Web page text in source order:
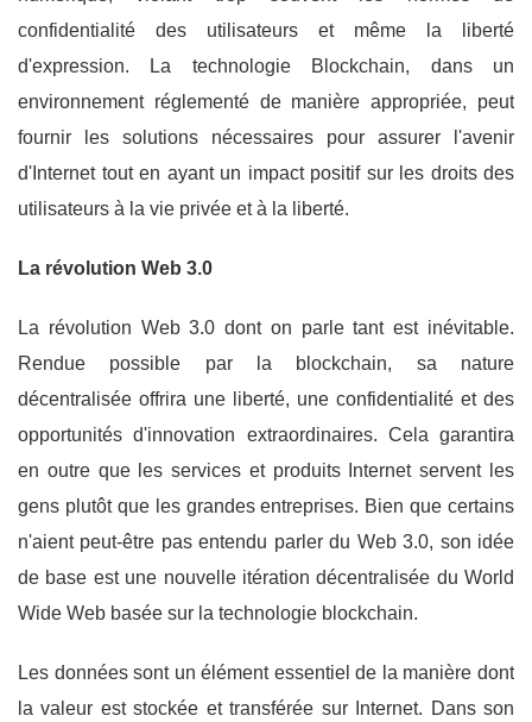
confidentialité des utilisateurs et même la liberté
d'expression. La technologie Blockchain, dans un
environnement réglementé de manière appropriée, peut
fournir les solutions nécessaires pour assurer l'avenir
d'Internet tout en ayant un impact positif sur les droits des
utilisateurs à la vie privée et à la liberté.
La révolution Web 3.0
La révolution Web 3.0 dont on parle tant est inévitable.
Rendue possible par la blockchain, sa nature
décentralisée offrira une liberté, une confidentialité et des
opportunités d'innovation extraordinaires. Cela garantira
en outre que les services et produits Internet servent les
gens plutôt que les grandes entreprises. Bien que certains
n'aient peut-être pas entendu parler du Web 3.0, son idée
de base est une nouvelle itération décentralisée du World
Wide Web basée sur la technologie blockchain.
Les données sont un élément essentiel de la manière dont
la valeur est stockée et transférée sur Internet. Dans son